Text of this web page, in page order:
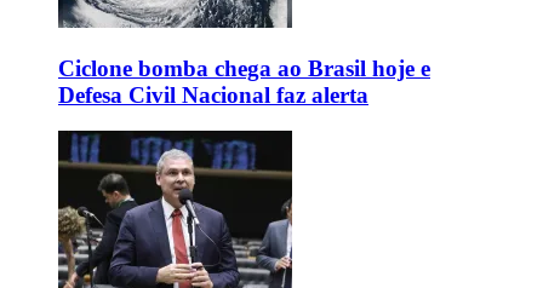
Ciclone bomba chega ao Brasil hoje e
Defesa Civil Nacional faz alerta